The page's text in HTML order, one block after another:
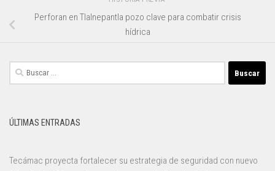
Perforan en Tlalnepantla pozo clave para combatir crisis
hídrica
Buscar:
ÚLTIMAS ENTRADAS
Tecámac proyecta fortalecer su estrategia de seguridad con nuevo